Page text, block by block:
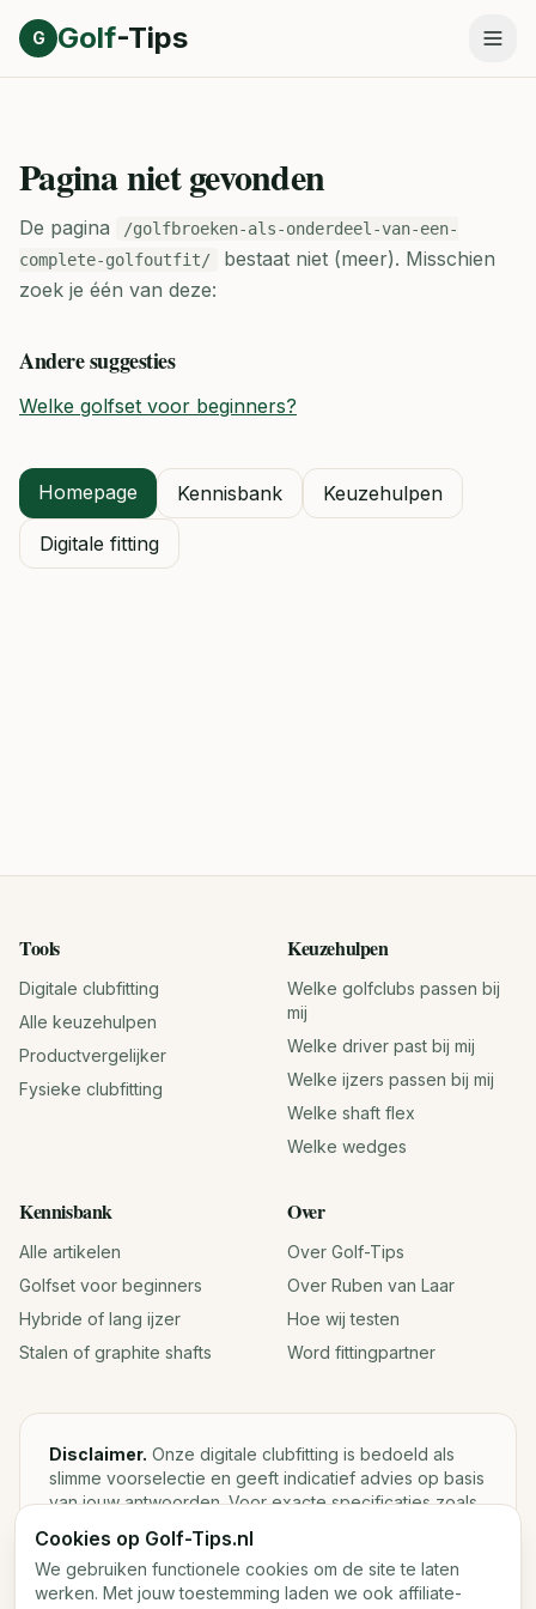
Direct naar inhoud
G Golf-Tips
Pagina niet gevonden
De pagina
/golfbroeken-als-onderdeel-van-een-
complete-golfoutfit/
bestaat niet (meer). Misschien
zoek je één van deze:
Andere suggesties
Welke golfset voor beginners?
Homepage Kennisbank Keuzehulpen
Digitale fitting
Tools
Digitale clubfitting
Alle keuzehulpen
Productvergelijker
Fysieke clubfitting
Keuzehulpen
Welke golfclubs passen bij
mij
Welke driver past bij mij
Welke ijzers passen bij mij
Welke shaft flex
Welke wedges
Kennisbank
Alle artikelen
Golfset voor beginners
Hybride of lang ijzer
Stalen of graphite shafts
Over
Over Golf-Tips
Over Ruben van Laar
Hoe wij testen
Word fittingpartner
Disclaimer. Onze digitale clubfitting is bedoeld als
slimme voorselectie en geeft indicatief advies op basis
van jouw antwoorden. Voor exacte specificaties zoals
loft, lie, shaftgewicht en swingweight blijft een fysieke
fitting met launch monitor de beste keuze.
Cookies op Golf-Tips.nl
We gebruiken functionele cookies om de site te laten
werken. Met jouw toestemming laden we ook affiliate-